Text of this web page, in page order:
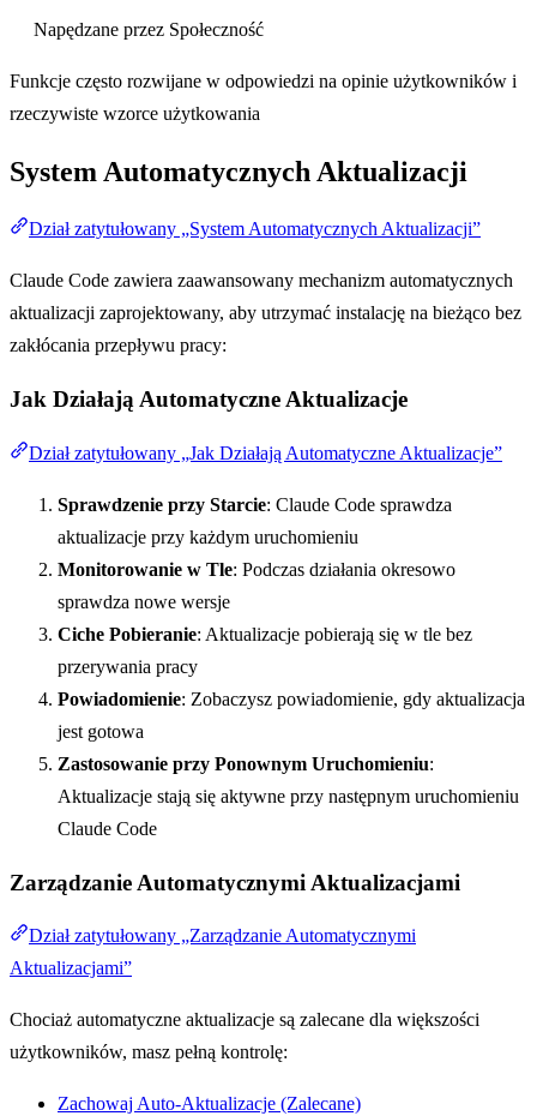
Napędzane przez Społeczność
Funkcje często rozwijane w odpowiedzi na opinie użytkowników i
rzeczywiste wzorce użytkowania
System Automatycznych Aktualizacji
Dział zatytułowany „System Automatycznych Aktualizacji”
Claude Code zawiera zaawansowany mechanizm automatycznych
aktualizacji zaprojektowany, aby utrzymać instalację na bieżąco bez
zakłócania przepływu pracy:
Jak Działają Automatyczne Aktualizacje
Dział zatytułowany „Jak Działają Automatyczne Aktualizacje”
Sprawdzenie przy Starcie: Claude Code sprawdza
aktualizacje przy każdym uruchomieniu
Monitorowanie w Tle: Podczas działania okresowo
sprawdza nowe wersje
Ciche Pobieranie: Aktualizacje pobierają się w tle bez
przerywania pracy
Powiadomienie: Zobaczysz powiadomienie, gdy aktualizacja
jest gotowa
Zastosowanie przy Ponownym Uruchomieniu:
Aktualizacje stają się aktywne przy następnym uruchomieniu
Claude Code
Zarządzanie Automatycznymi Aktualizacjami
Dział zatytułowany „Zarządzanie Automatycznymi
Aktualizacjami”
Chociaż automatyczne aktualizacje są zalecane dla większości
użytkowników, masz pełną kontrolę:
Zachowaj Auto-Aktualizacje (Zalecane)